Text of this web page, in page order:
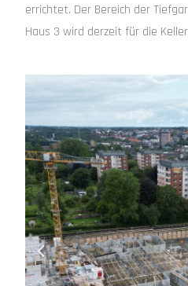
errichtet. Der Bereich der
Haus 3 wird derzeit für die